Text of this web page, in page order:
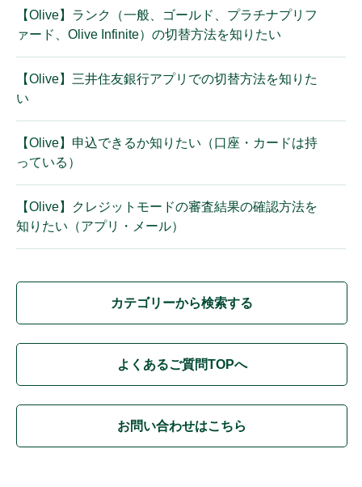
【Olive】ランク（一般、ゴールド、プラチナプリフ
ァード、Olive Infinite）の切替方法を知りたい
【Olive】三井住友銀行アプリでの切替方法を知りた
い
【Olive】申込できるか知りたい（口座・カードは持
っている）
【Olive】クレジットモードの審査結果の確認方法を
知りたい（アプリ・メール）
カテゴリーから検索する
よくあるご質問TOPへ
お問い合わせはこちら